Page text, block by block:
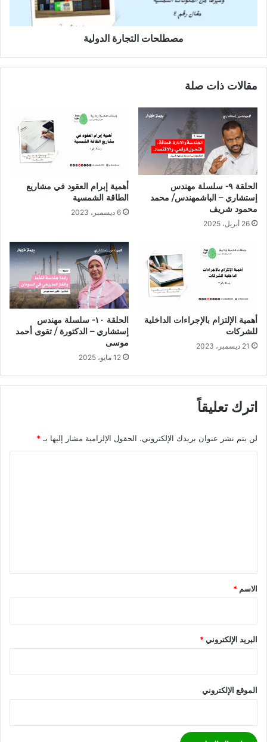
مصطلحات التجارة الدولية
مقالات ذات صلة
الحلقة ٩- سلسلة مهندس
إستشاري – الباشمهندس/ محمد
محمود شريف
26 أبريل، 2025
أهمية إبرام العقود في مشاريع
الطاقة الشمسية
6 ديسمبر، 2023
أهمية الإلتزام بالإجراءات الداخلية
للشركات
21 ديسمبر، 2023
الحلقة ١٠- سلسلة مهندس
إستشاري – الدكتورة / تقوى أحمد
موسى
12 مايو، 2025
اترك تعليقاً
لن يتم نشر عنوان بريدك الإلكتروني. الحقول الإلزامية مشار إليها بـ*
*
الاسم *
البريد الإلكتروني*
الموقع الإلكتروني